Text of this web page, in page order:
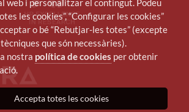
web i personalitzar el contingut. Podeu
les cookies”, “Configurar les cookies”
o bé “Rebutjar-les totes” (excepte
que són necessàries).
nostra política de cookies per obtenir
Accepta totes les cookies